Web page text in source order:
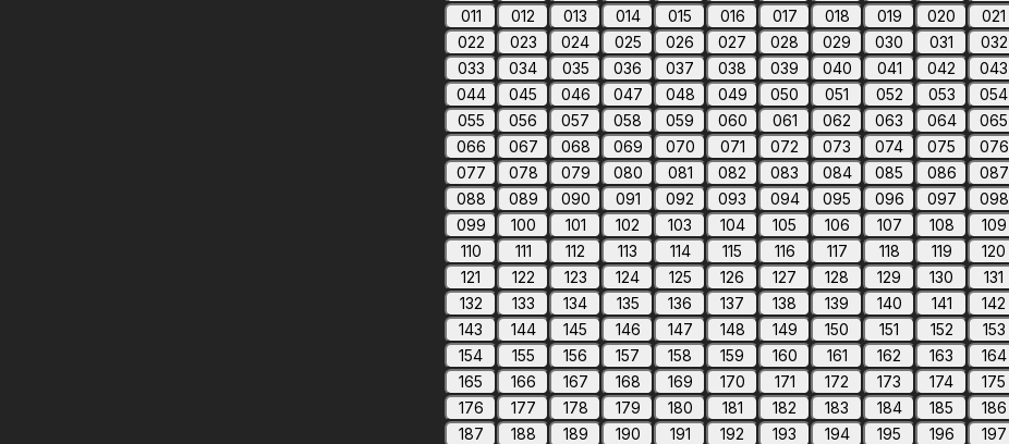
011
012 013 014 015 016 017 018 019 020
021
022
023 024 025 026 027 028 029 030 031
032
033
034 035 036 037 038 039 040 041 042
043
044
045 046 047 048 049 050 051 052 053
054
055
056 057 058 059 060 061 062 063 064
065
066
067 068 069 070 071 072 073 074 075
076
077
078 079 080 081 082 083 084 085 086
087
088
089 090 091 092 093 094 095 096 097
098
099
100 101 102 103 104 105 106 107 108
109
110
111 112 113 114 115 116 117 118 119
120
121
122 123 124 125 126 127 128 129 130
131
132
133 134 135 136 137 138 139 140 141
142
143
144 145 146 147 148 149 150 151 152
153
154
155 156 157 158 159 160 161 162 163
164
165
166 167 168 169 170 171 172 173 174
175
176
177 178 179 180 181 182 183 184 185
186
187
188 189 190 191 192 193 194 195 196
197